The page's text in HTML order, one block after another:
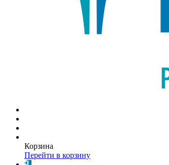
Корзина
Перейти в корзину